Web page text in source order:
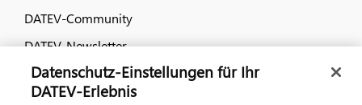
DATEV-Community
DATEV-Newsletter
Kontaktieren Sie uns
Datenschutz-Einstellungen für Ihr
DATEV-Erlebnis